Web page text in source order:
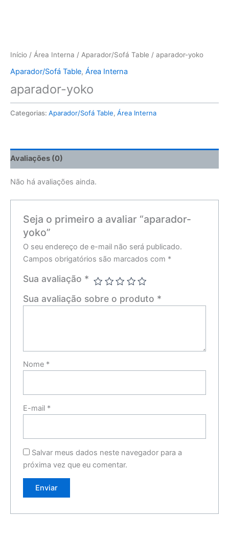
Início / Área Interna / Aparador/Sofá Table / aparador-yoko
Aparador/Sofá Table, Área Interna
aparador-yoko
Categorias: Aparador/Sofá Table, Área Interna
Avaliações (0)
Não há avaliações ainda.
Seja o primeiro a avaliar “aparador-
yoko”
O seu endereço de e-mail não será publicado.
Campos obrigatórios são marcados com *
Sua avaliação *
Sua avaliação sobre o produto *
Nome *
E-mail *
Salvar meus dados neste navegador para a
próxima vez que eu comentar.